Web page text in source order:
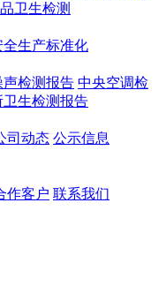
卫生检测
全生产标准化
声检测报告 中央空调检
卫生检测报告
司动态 公示信息
作客户 联系我们